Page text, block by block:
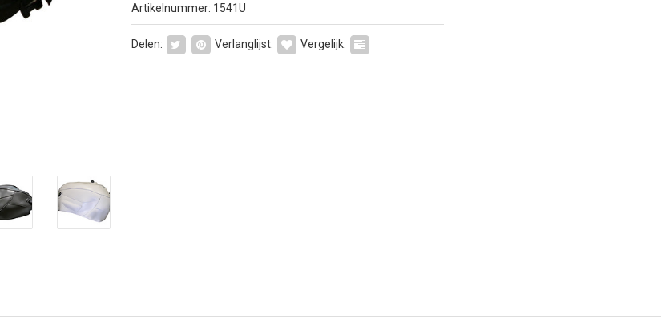
Artikelnummer: 1541U
Delen: Verlanglijst: Vergelijk: